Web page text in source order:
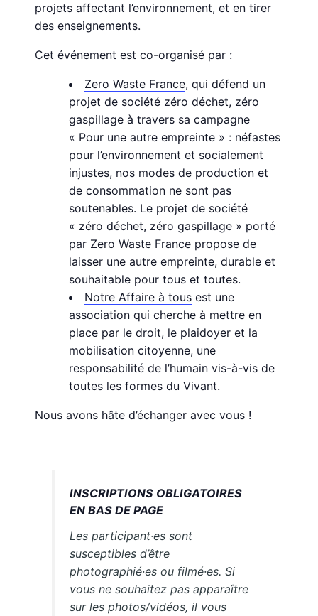
projets affectant l’environnement, et en tirer
des enseignements.
Cet événement est co-organisé par :
Zero Waste France, qui défend un
projet de société zéro déchet, zéro
gaspillage à travers sa campagne
« Pour une autre empreinte » : néfastes
pour l’environnement et socialement
injustes, nos modes de production et
de consommation ne sont pas
soutenables. Le projet de société
« zéro déchet, zéro gaspillage » porté
par Zero Waste France propose de
laisser une autre empreinte, durable et
souhaitable pour tous et toutes.
Notre Affaire à tous est une
association qui cherche à mettre en
place par le droit, le plaidoyer et la
mobilisation citoyenne, une
responsabilité de l’humain vis-à-vis de
toutes les formes du Vivant.
Nous avons hâte d’échanger avec vous !
INSCRIPTIONS OBLIGATOIRES
EN BAS DE PAGE
Les participant·es sont
susceptibles d’être
photographié·es ou filmé·es. Si
vous ne souhaitez pas apparaître
sur les photos/vidéos, il vous